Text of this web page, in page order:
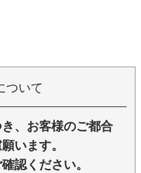
ついて
、お客様のご都合
います。
認ください。